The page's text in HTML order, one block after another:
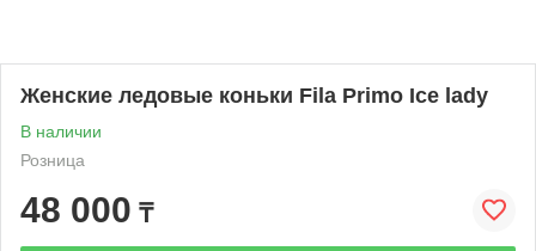
Женские ледовые коньки Fila Primo Ice lady
В наличии
Розница
48 000 ₸